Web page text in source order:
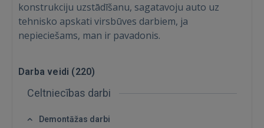
konstrukciju uzstādīšanu, sagatavoju auto uz
tehnisko apskati virsbūves darbiem, ja
nepieciešams, man ir pavadonis.
Darba veidi (220)
Celtniecības darbi
Demontāžas darbi